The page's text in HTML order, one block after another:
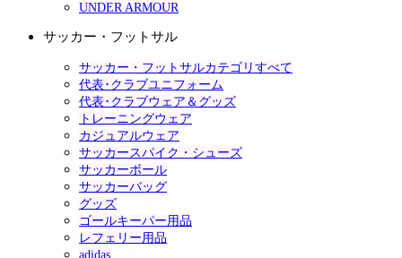
UNDER ARMOUR
サッカー・フットサル
サッカー・フットサルカテゴリすべて
代表･クラブユニフォーム
代表･クラブウェア＆グッズ
トレーニングウェア
カジュアルウェア
サッカースパイク・シューズ
サッカーボール
サッカーバッグ
グッズ
ゴールキーパー用品
レフェリー用品
adidas